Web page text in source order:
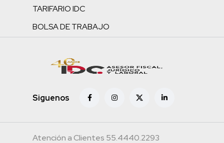
TARIFARIO IDC
BOLSA DE TRABAJO
Siguenos
Atención a Clientes 55.4440.2293